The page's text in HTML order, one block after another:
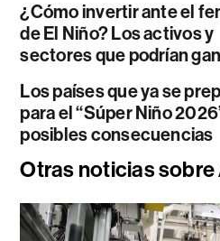
¿Cómo invertir ante el
de El Niño? Los activos y
sectores que podrían
Los países que ya se
para el “Súper Niño
posibles consecuencias
Otras noticias